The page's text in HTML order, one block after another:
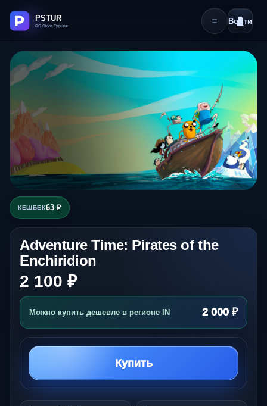
Войти
КЕШБЕК63 ₽
Adventure Time: Pirates of the
Enchiridion
2 100 ₽
Можно купить дешевле в регионе IN 2 000 ₽
Купить